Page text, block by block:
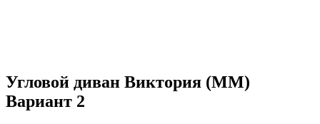
Угловой диван Виктория (ММ)
Вариант 2